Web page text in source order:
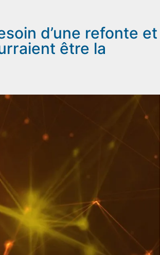
d’une refonte et
être la